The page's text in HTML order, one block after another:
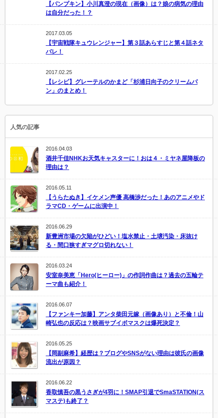
【パンプキン】小川真澄の現在（画像）は？娘の病気の理由
は自分だった！？
2017.03.05
【宇宙戦隊キュウレンジャー】第３話あらすじと第４話ネタ
バレ！
2017.02.25
【レシピ】グレーテルのかまど「杉浦日向子のクリームパ
ン」のまとめ！
人気の記事
2016.04.03
酒井千佳NHKお天気キャスターに！おは４・ミヤネ屋降板の
理由は？
2016.05.11
【うらたぬき】イケメン声優 高橋渉だった！あのアニメやド
ラマCD・ゲームに出演中！
2016.06.29
新豊洲市場の欠陥がひどい！塩水禁止・土壌汚染・床抜け
る・間口狭すぎマグロ切れない！
2016.03.24
安室奈美恵「Hero(ヒーロー)」の作詞作曲は？過去の五輪テ
ーマ曲も紹介！
2016.06.07
【ファンキー加藤】アンタ柴田元嫁（画像あり）と不倫！山
崎弘也の反応は？映画サブイボマスクは爆死決定？
2016.05.25
【岡副麻希】経歴は？ブログやSNSがない理由は彼氏の画像
流出が原因？
2016.06.22
香取慎吾の黒うさぎが4羽に！SMAP引退でSmaSTATION(ス
マステ)も終了？